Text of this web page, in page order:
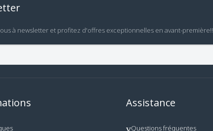
à newsletter et profitez d'offres exceptionnelles en avant-première!!
Assistance
Questions fréquentes